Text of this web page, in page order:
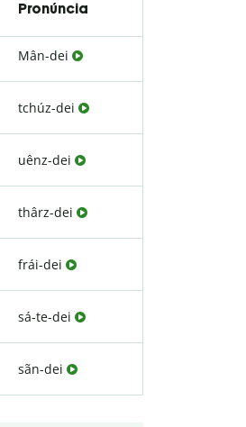
Pronúncia
Mân-dei
tchúz-dei
uênz-dei
thârz-dei
frái-dei
sá-te-dei
sãn-dei